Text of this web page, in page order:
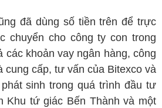
đã dùng số tiền trên để trực
chuyển cho công ty con trong
các khoản vay ngân hàng, công
cung cấp, tư vấn của Bitexco và
sinh trong quá trình đầu tư
Khu tứ giác Bến Thành và một